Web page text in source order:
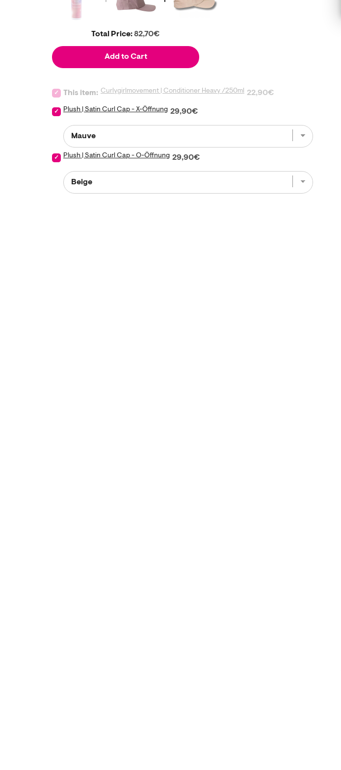
Total Price:Price
82,70€
Add to Cart
Select Curlygirlmovement | Conditioner Heavy /250ml for bundle
This item: Curlygirlmovement | Conditioner Heavy /250ml Price
22,90€
Select Plush | Satin Curl Cap - X-Öffnung for bundle
Plush | Satin Curl Cap - X-Öffnung Price
29,90€
Select Plush | Satin Curl Cap - O-Öffnung for bundle
Plush | Satin Curl Cap - O-Öffnung Price
29,90€